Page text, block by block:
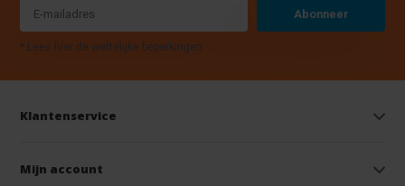
Abonneer
* Lees hier de wettelijke beperkingen
Klantenservice
Mijn account